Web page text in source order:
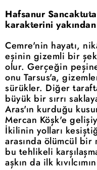
Hafsanur
karakterini yakından
Cemre'nin hayatı,
eşinin gizemli bir
olur. Gerçeğin
onu Tarsus'a,
sürükler. Diğer
büyük bir sırrı
Aras'ın kurduğu
Mercan Köşk'e
İkilinin yolları
arasında ölümcül
bu tehlikeli
aşkın da ilk